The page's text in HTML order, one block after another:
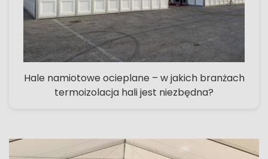
Hale namiotowe ocieplane – w jakich branżach
termoizolacja hali jest niezbędna?